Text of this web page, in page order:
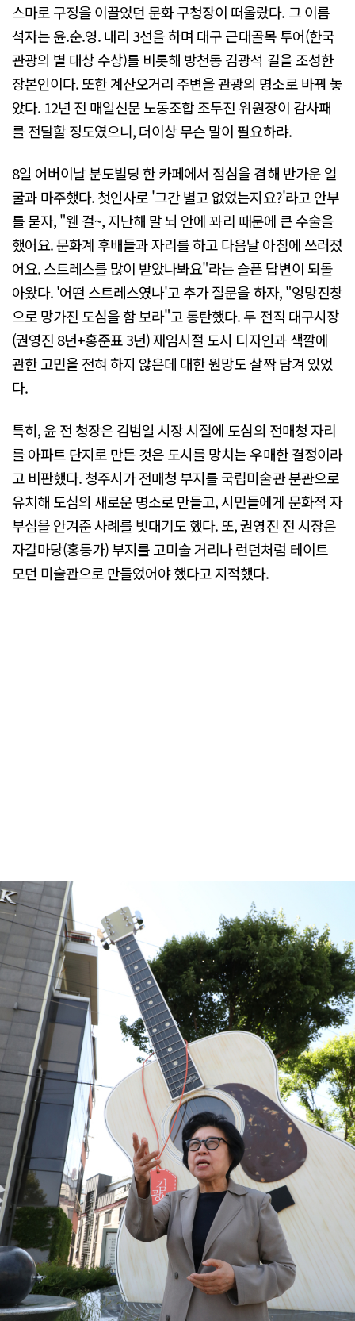
스마로 구정을 이끌었던 문화 구청장이 떠올랐다. 그 이름
석자는 윤.순.영. 내리 3선을 하며 대구 근대골목 투어(한국
관광의 별 대상 수상)를 비롯해 방천동 김광석 길을 조성한
장본인이다. 또한 계산오거리 주변을 관광의 명소로 바꿔 놓
았다. 12년 전 매일신문 노동조합 조두진 위원장이 감사패
를 전달할 정도였으니, 더이상 무슨 말이 필요하랴.
8일 어버이날 분도빌딩 한 카페에서 점심을 겸해 반가운 얼
굴과 마주했다. 첫인사로 '그간 별고 없었는지요?'라고 안부
를 묻자, "웬 걸~, 지난해 말 뇌 안에 꽈리 때문에 큰 수술을
했어요. 문화계 후배들과 자리를 하고 다음날 아침에 쓰러졌
어요. 스트레스를 많이 받았나봐요"라는 슬픈 답변이 되돌
아왔다. '어떤 스트레스였나'고 추가 질문을 하자, "엉망진창
으로 망가진 도심을 함 보라"고 통탄했다. 두 전직 대구시장
(권영진 8년+홍준표 3년) 재임시절 도시 디자인과 색깔에
관한 고민을 전혀 하지 않은데 대한 원망도 살짝 담겨 있었
다.
특히, 윤 전 청장은 김범일 시장 시절에 도심의 전매청 자리
를 아파트 단지로 만든 것은 도시를 망치는 우매한 결정이라
고 비판했다. 청주시가 전매청 부지를 국립미술관 분관으로
유치해 도심의 새로운 명소로 만들고, 시민들에게 문화적 자
부심을 안겨준 사례를 빗대기도 했다. 또, 권영진 전 시장은
자갈마당(홍등가) 부지를 고미술 거리나 런던처럼 테이트
모던 미술관으로 만들었어야 했다고 지적했다.